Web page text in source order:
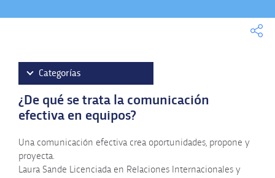
Categorías
Videos destacados
Campaña publicitaria 2025
Videos testimoniales
Ley 20.130
¿De qué se trata la comunicación
efectiva en equipos?
Una comunicación efectiva crea oportunidades, propone y
proyecta.
Laura Sande Licenciada en Relaciones Internacionales y